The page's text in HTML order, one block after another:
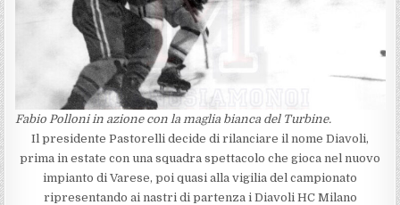
Fabio Polloni in azione con la maglia bianca del Turbine.
Il presidente Pastorelli decide di rilanciare il nome Diavoli,
prima in estate con una squadra spettacolo che gioca nel nuovo
impianto di Varese, poi quasi alla vigilia del campionato
ripresentando ai nastri di partenza i Diavoli HC Milano